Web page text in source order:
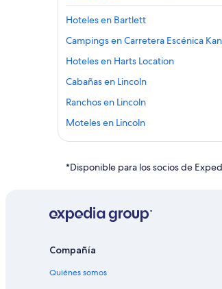
Hoteles en Bartlett
Campings en Carretera Escénica
Hoteles en Harts Location
Cabañas en Lincoln
Ranchos en Lincoln
Moteles en Lincoln
Hoteles cerca de Loon Mountain Ski
Campings en Montañas Blancas
Ranchos en Montañas Blancas
Hoteles de ski en Montañas Blancas
Hoteles en la playa en Montañas
*Disponible para los socios de
Compañía
Quiénes somos